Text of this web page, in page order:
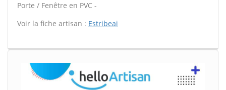
Porte / Fenêtre en PVC -
Voir la fiche artisan : Estribeai